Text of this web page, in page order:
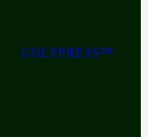
GOLFPRESS™